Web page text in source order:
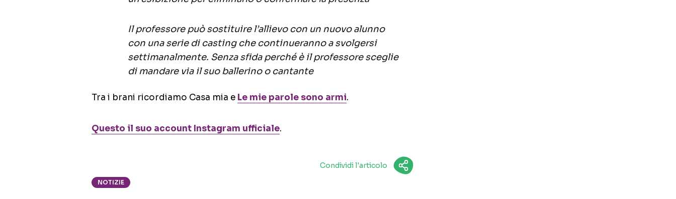
Il professore può sostituire l’allievo con un nuovo alunno
con una serie di casting che continueranno a svolgersi
settimanalmente. Senza sfida perché è il professore sceglie
di mandare via il suo ballerino o cantante
Tra i brani ricordiamo Casa mia e Le mie parole sono armi.
Questo il suo account Instagram ufficiale.
Condividi l'articolo
NOTIZIE